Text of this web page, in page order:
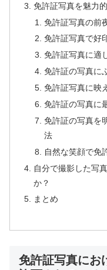
免許証写真を魅力
免許証写真の前
免許証写真で好
免許証写真に適
免許証の写真に
免許証写真に映
免許証の写真に
免許証の写真を
法
自然な笑顔で免
自分で撮影した写
か？
まとめ
免許証写真にお